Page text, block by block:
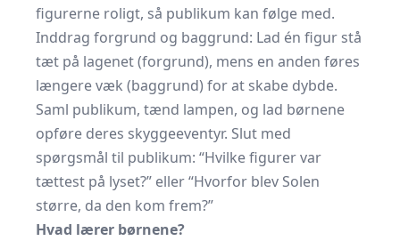
figurerne roligt, så publikum kan følge med.
Inddrag forgrund og baggrund: Lad én figur stå
tæt på lagenet (forgrund), mens en anden føres
længere væk (baggrund) for at skabe dybde.
Saml publikum, tænd lampen, og lad børnene
opføre deres skyggeeventyr. Slut med
spørgsmål til publikum: “Hvilke figurer var
tættest på lyset?” eller “Hvorfor blev Solen
større, da den kom frem?”
Hvad lærer børnene?